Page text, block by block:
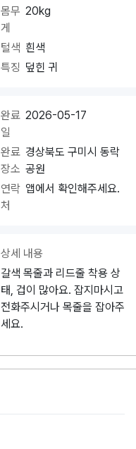
몸무
게
20kg
털색 흰색
특징 덮힌 귀
완료
일
2026-05-17
완료
장소
경상북도 구미시 동락
공원
연락
처
앱에서 확인해주세요.
상세 내용
갈색 목줄과 리드줄 착용 상
태, 겁이 많아요. 잡지마시고
전화주시거나 목줄을 잡아주
세요.